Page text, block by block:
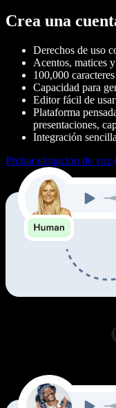
Crea una
Derechos de uso
Acentos, matices
100,000
Capacidad para
Editor fácil de
Plataforma
presentaciones,
Integración
Probar clonación de voz